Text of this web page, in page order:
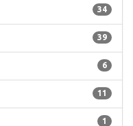
34
39
6
11
1